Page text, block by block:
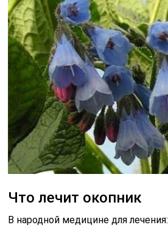
Что лечит окопник
В народной медицине для лечения: